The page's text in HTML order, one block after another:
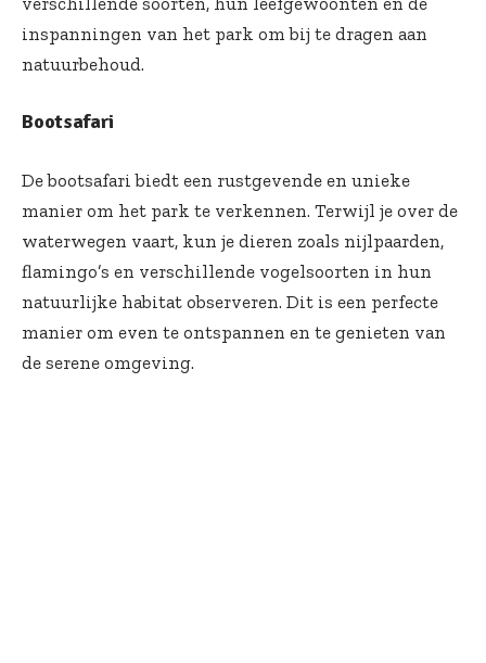
inspanningen van het park om bij te dragen aan
natuurbehoud.
Bootsafari
De bootsafari biedt een rustgevende en unieke
manier om het park te verkennen. Terwijl je over de
waterwegen vaart, kun je dieren zoals nijlpaarden,
flamingo’s en verschillende vogelsoorten in hun
natuurlijke habitat observeren. Dit is een perfecte
manier om even te ontspannen en te genieten van
de serene omgeving.